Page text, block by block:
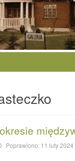
Poprawiono: 11 luty 2024